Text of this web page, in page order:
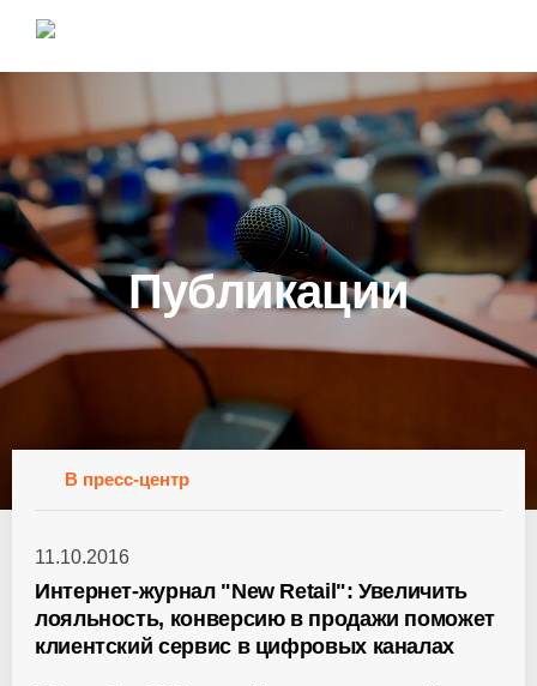
Публикации
В пресс-центр
11.10.2016
Интернет-журнал "New Retail": Увеличить
лояльность, конверсию в продажи поможет
клиентский сервис в цифровых каналах